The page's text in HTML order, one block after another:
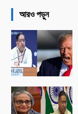
আরও পড়ুন